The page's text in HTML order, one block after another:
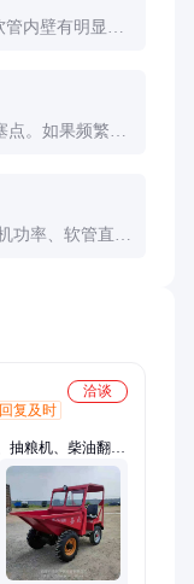
管内壁有明显磨
点。如果频繁停
功率、软管直径
洽谈
回复及时
抽粮机、柴油翻斗
四不像拖拉机、颗
、废纸打包机